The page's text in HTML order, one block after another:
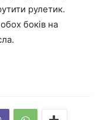
рулетик.
боків на